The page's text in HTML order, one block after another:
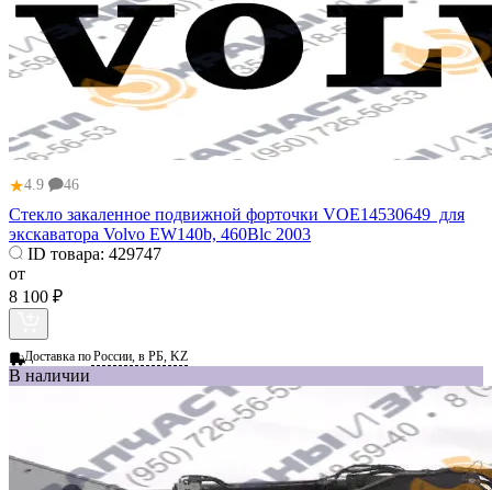
★4.9 46
Стекло закаленное подвижной форточки VOE14530649 для
экскаватора Volvo EW140b, 460Blc 2003
ID товара: 429747
от
8 100 ₽
Доставка поРоссии, в РБ, KZ
В наличии